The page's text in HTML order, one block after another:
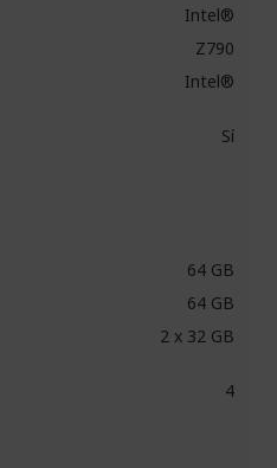
Intel®
Z790
Intel®
Sí
64 GB
64 GB
2 x 32 GB
4